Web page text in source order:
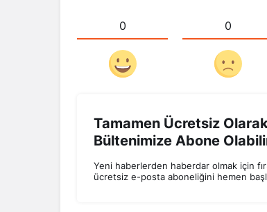
0 0
Tamamen Ücretsiz Olarak
Bültenimize Abone
Yeni haberlerden haberdar olmak için
ücretsiz e-posta aboneliğini hemen